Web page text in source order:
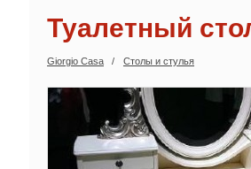
Туалетный
Giorgio Сasa Столы и стулья